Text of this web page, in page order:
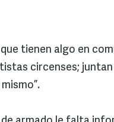
tienen algo en
circenses;